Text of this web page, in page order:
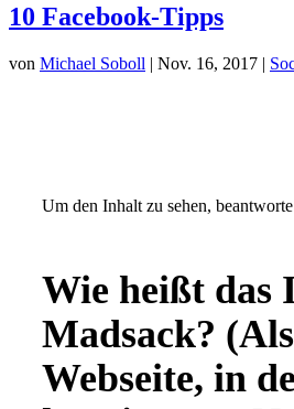
10 Facebook-Tipps
von Michael Soboll | Nov. 16, 2017 |
Um den Inhalt zu sehen,
Wie heißt das
Madsack?
Webseite, in